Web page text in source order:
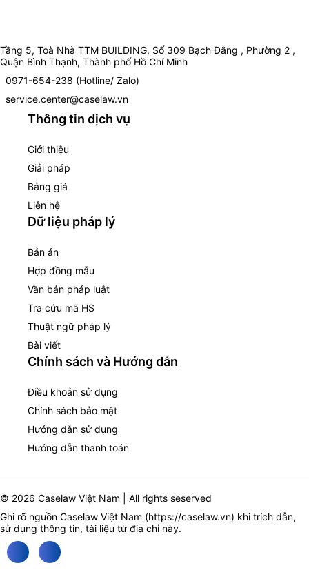
Tầng 5, Toà Nhà TTM BUILDING, Số 309 Bạch Đằng , Phường 2 ,
Quận Bình Thạnh, Thành phố Hồ Chí Minh
0971-654-238 (Hotline/ Zalo)
service.center@caselaw.vn
Thông tin dịch vụ
Giới thiệu
Giải pháp
Bảng giá
Liên hệ
Dữ liệu pháp lý
Bản án
Hợp đồng mẫu
Văn bản pháp luật
Tra cứu mã HS
Thuật ngữ pháp lý
Bài viết
Chính sách và Hướng dẫn
Điều khoản sử dụng
Chính sách bảo mật
Hướng dẫn sử dụng
Hướng dẫn thanh toán
© 2026 Caselaw Việt Nam | All rights seserved
Ghi rõ nguồn Caselaw Việt Nam (https://caselaw.vn) khi trích dẫn,
sử dụng thông tin, tài liệu từ địa chỉ này.